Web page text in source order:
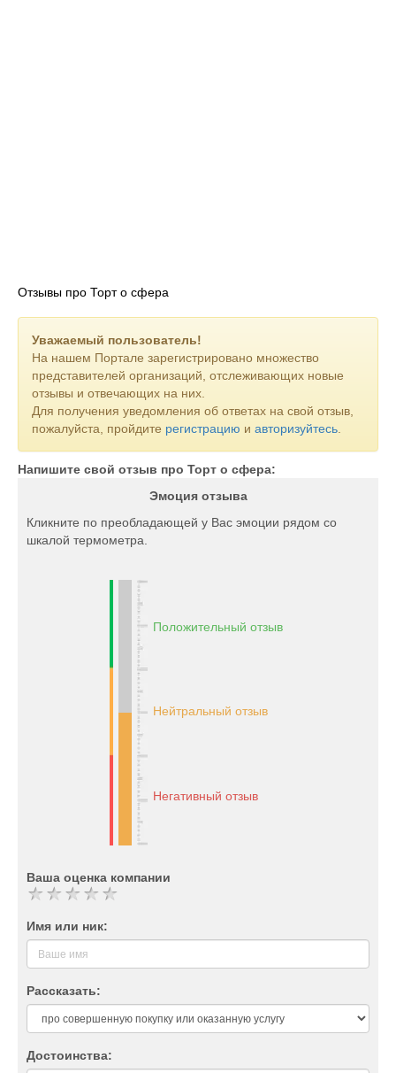
Отзывы про Торт о сфера
Уважаемый пользователь!
На нашем Портале зарегистрировано множество
представителей организаций, отслеживающих новые
отзывы и отвечающих на них.
Для получения уведомления об ответах на свой отзыв,
пожалуйста, пройдите регистрацию и авторизуйтесь
Напишите свой отзыв про Торт о сфера:
Эмоция отзыва
Кликните по преобладающей у Вас эмоции рядом со
шкалой термометра.
Положительный отзыв
Нейтральный отзыв
Негативный отзыв
Ваша оценка компании
Имя или ник:
Рассказать:
Достоинства: